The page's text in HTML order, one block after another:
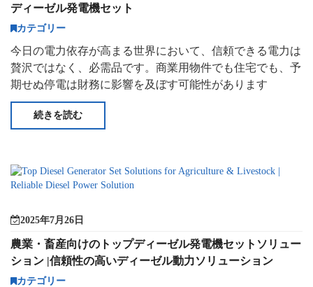
ディーゼル発電機セット
カテゴリー
今日の電力依存が高まる世界において、信頼できる電力は
贅沢ではなく、必需品です。商業用物件でも住宅でも、予
期せぬ停電は財務に影響を及ぼす可能性があります
続きを読む
2025年7月26日
農業・畜産向けのトップディーゼル発電機セットソリュー
ション |信頼性の高いディーゼル動力ソリューション
カテゴリー